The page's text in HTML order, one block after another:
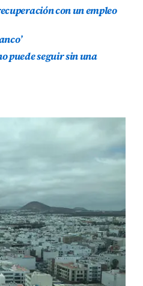
con un empleo
puede seguir sin una